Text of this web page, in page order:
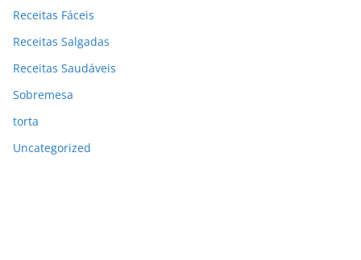
Receitas Fáceis
Receitas Salgadas
Receitas Saudáveis
Sobremesa
torta
Uncategorized